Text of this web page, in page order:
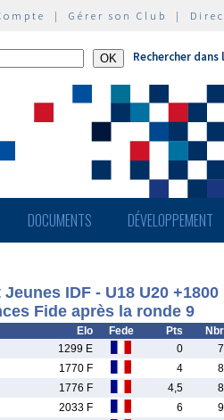
| Gérer son Club |
Rechercher
DOCUMENTS DÉVELOPPEMENT
IDF - U18 U20 +1800
Fide après la ronde 9
Elo Fede Pts Nbr
1299 E 0 7
1770 F 4 8
1776 F 4,5 8
2033 F 6 9